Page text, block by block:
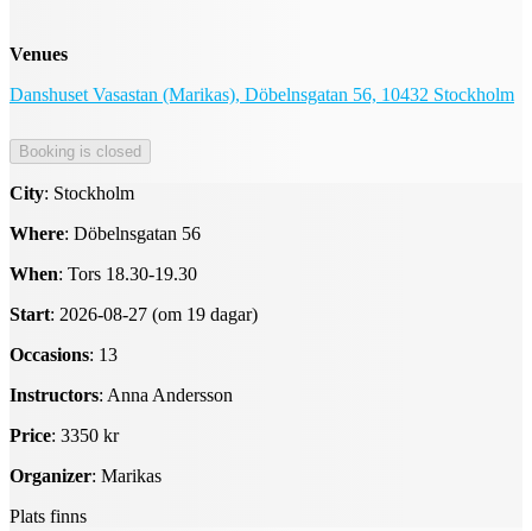
Venues
Danshuset Vasastan (Marikas), Döbelnsgatan 56, 10432 Stockholm
City: Stockholm
Where: Döbelnsgatan 56
When: Tors 18.30-19.30
Start: 2026-08-27 (om 19 dagar)
Occasions: 13
Instructors: Anna Andersson
Price: 3350 kr
Organizer: Marikas
Plats finns